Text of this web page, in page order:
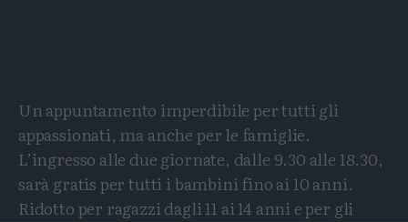
Un appuntamento imperdibile per tutti gli
appassionati, ma anche per le famiglie.
L’ingresso alle due giornate, dalle 9.30 alle 18.30,
sarà gratis per tutti i bambini fino ai 10 anni.
Ridotto per ragazzi dagli 11 ai 14 anni e per gli